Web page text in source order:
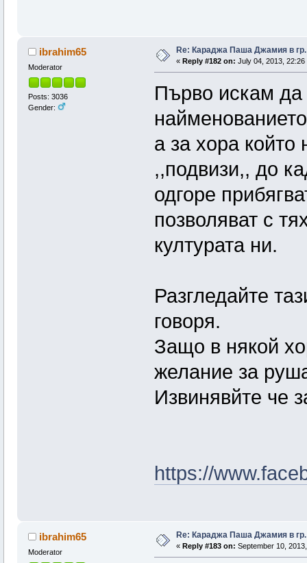
ibrahim65
Moderator
Posts: 3036
Gender:
Re: Караджа Паша Джамия в
« Reply #182 on: July 04, 2013, 22:26
Първо искам да
а за хора който
,,подвизи,, до
одгоре
позволяват с
културата ни.
Разгледайте
говоря.
Защо в някой
желание за
Извинявйте че
https://
ibrahim65
Moderator
Re: Караджа Паша Джамия в
« Reply #183 on: September 10,